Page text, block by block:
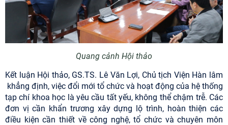
Quang cảnh Hội thảo
Kết luận Hội thảo, GS.TS. Lê Văn Lợi, Chủ tịch Viện Hàn lâm
khẳng định, việc đổi mới tổ chức và hoạt động của hệ thống
tạp chí khoa học là yêu cầu tất yếu, không thể chậm trễ. Các
đơn vị cần khẩn trương xây dựng lộ trình, hoàn thiện các
điều kiện cần thiết về công nghệ, tổ chức và chuyên môn